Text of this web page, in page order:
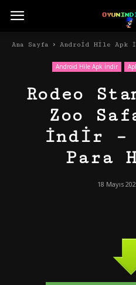
Ana Sayfa Android Hile Apk
Android Hile Apk İndir
Rodeo
Zoo
İndir –
Para
18 Mayıs